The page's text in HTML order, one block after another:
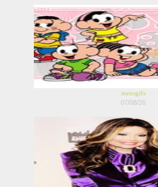
meusgifs
07/08/26